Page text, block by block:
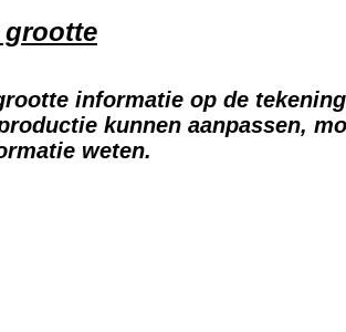
informatie op de
kunnen aanpassen,
weten.